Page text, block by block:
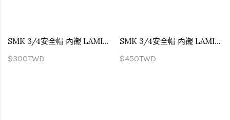
SMK 3/4安全帽 內襯 LAMINAR 專用 兩頰內襯
$300TWD
SMK 3/4安全帽 內襯 LAMINAR 專用 頭頂內襯
$450TWD